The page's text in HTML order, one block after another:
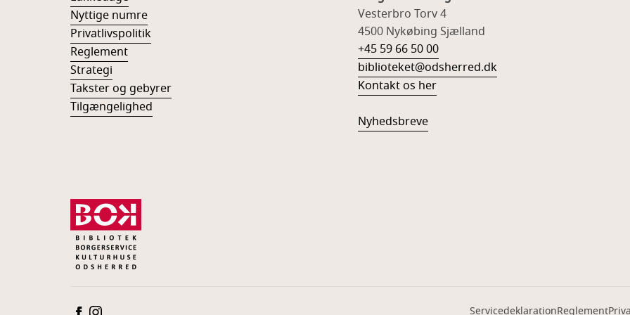
Nyttige numre
Privatlivspolitik
Reglement
Strategi
Takster og gebyrer
Tilgængelighed
Vesterbro Torv 4
4500 Nykøbing Sjælland
+45 59 66 50 00
biblioteket@odsherred.dk
Kontakt os her
Nyhedsbreve
ServicedeklarationReglement